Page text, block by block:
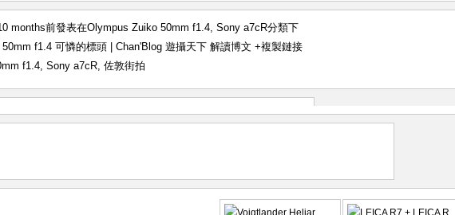
months前發表在Olympus Zuiko 50mm f1.4, Sony a7cR分類下
f1.4 可憐的標頭 | Chan'Blog 遊攝天下 解讀博文 +複製鏈接
f1.4, Sony a7cR, 佐敦街拍